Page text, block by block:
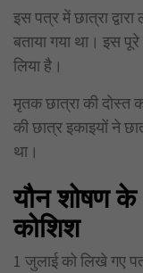
इस पत्र में छात्रा
बताया गया था। इस
लिया है।
मृतक छात्रा की दोस्त
की छात्र इकाइयों ने
था।
यौन शोषण के
कोशिश
1 जुलाई को लिखे गए